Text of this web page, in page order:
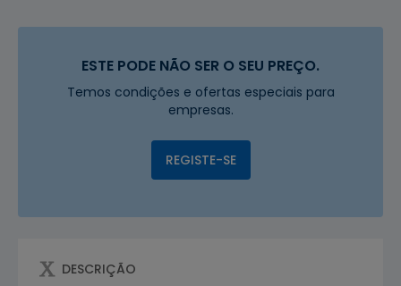
ESTE PODE NÃO SER O SEU PREÇO.
Temos condições e ofertas especiais para
empresas.
REGISTE-SE
DESCRIÇÃO